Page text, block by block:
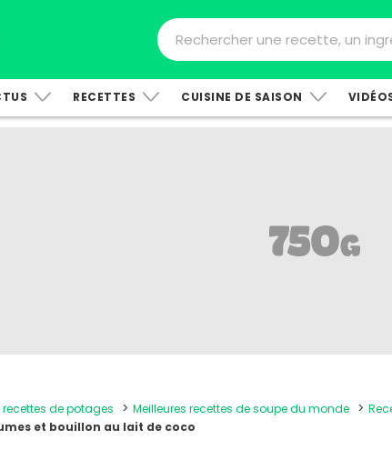
RECETTES CUISINE DE SAISON
recettes de potages Meilleures recettes de soupe du monde
et bouillon au lait de coco